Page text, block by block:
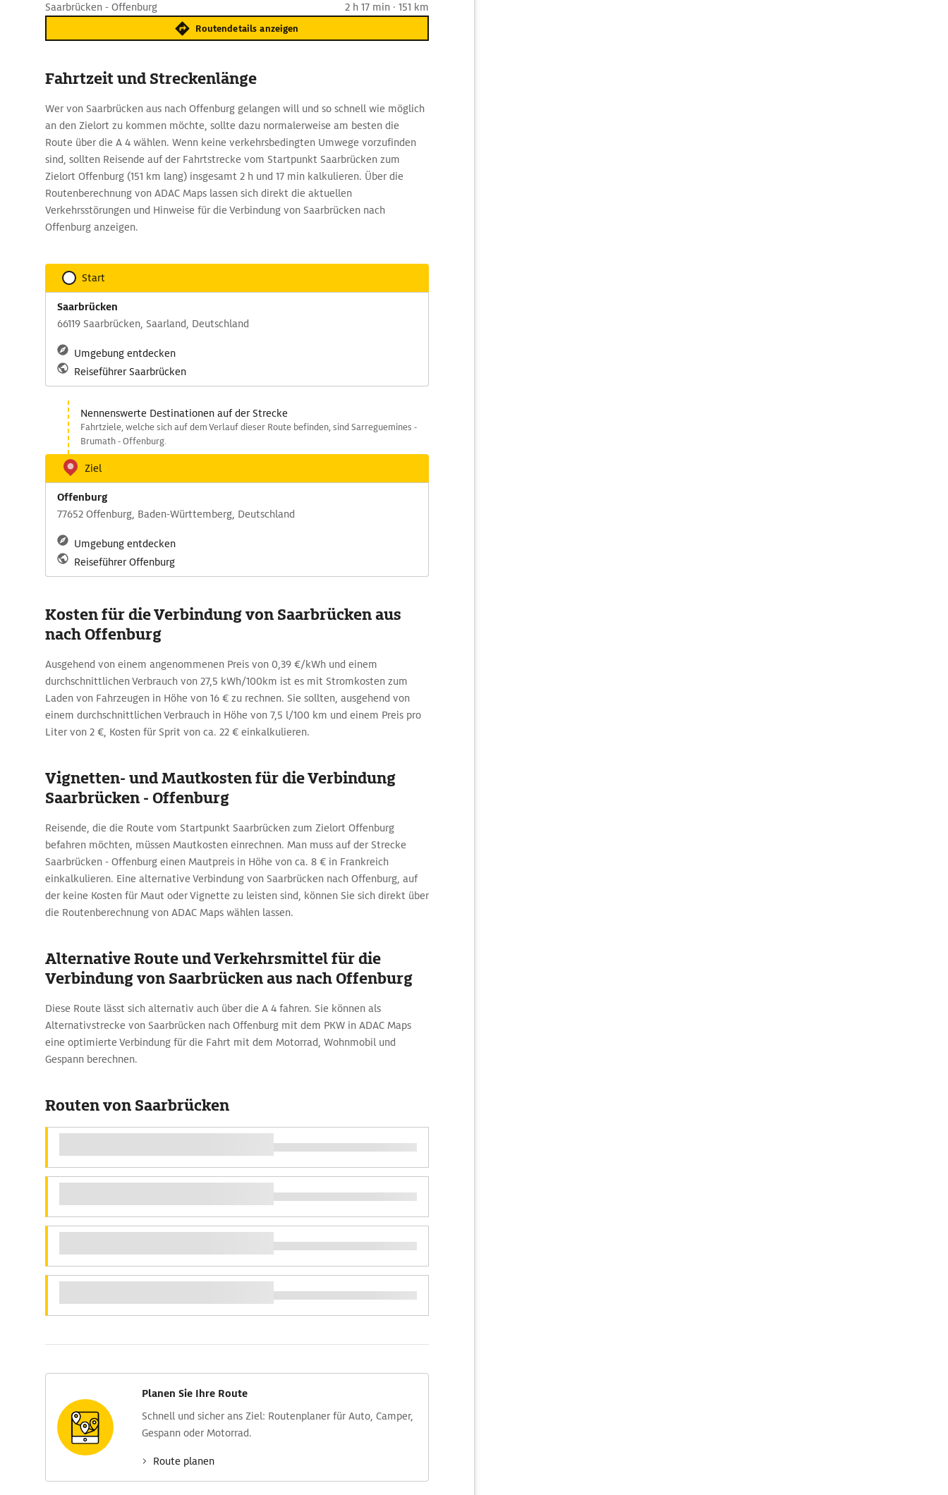
Saarbrücken - Offenburg 2 h 17 min · 151 km
Routendetails anzeigen
Fahrtzeit und Streckenlänge
Wer von Saarbrücken aus nach Offenburg gelangen will und so schnell wie möglich
an den Zielort zu kommen möchte, sollte dazu normalerweise am besten die
Route über die A 4 wählen. Wenn keine verkehrsbedingten Umwege vorzufinden
sind, sollten Reisende auf der Fahrtstrecke vom Startpunkt Saarbrücken zum
Zielort Offenburg (151 km lang) insgesamt 2 h und 17 min kalkulieren. Über die
Routenberechnung von ADAC Maps lassen sich direkt die aktuellen
Verkehrsstörungen und Hinweise für die Verbindung von Saarbrücken nach
Offenburg anzeigen.
Start
Saarbrücken
66119 Saarbrücken, Saarland, Deutschland
Umgebung entdecken
Reiseführer Saarbrücken
Nennenswerte Destinationen auf der Strecke
Fahrtziele, welche sich auf dem Verlauf dieser Route befinden, sind Sarreguemines -
Brumath - Offenburg.
Ziel
Offenburg
77652 Offenburg, Baden-Württemberg, Deutschland
Umgebung entdecken
Reiseführer Offenburg
Kosten für die Verbindung von Saarbrücken aus
nach Offenburg
Ausgehend von einem angenommenen Preis von 0,39 €/kWh und einem
durchschnittlichen Verbrauch von 27,5 kWh/100km ist es mit Stromkosten zum
Laden von Fahrzeugen in Höhe von 16 € zu rechnen. Sie sollten, ausgehend von
einem durchschnittlichen Verbrauch in Höhe von 7,5 l/100 km und einem Preis pro
Liter von 2 €, Kosten für Sprit von ca. 22 € einkalkulieren.
Vignetten- und Mautkosten für die Verbindung
Saarbrücken - Offenburg
Reisende, die die Route vom Startpunkt Saarbrücken zum Zielort Offenburg
befahren möchten, müssen Mautkosten einrechnen. Man muss auf der Strecke
Saarbrücken - Offenburg einen Mautpreis in Höhe von ca. 8 € in Frankreich
einkalkulieren. Eine alternative Verbindung von Saarbrücken nach Offenburg, auf
der keine Kosten für Maut oder Vignette zu leisten sind, können Sie sich direkt über
die Routenberechnung von ADAC Maps wählen lassen.
Alternative Route und Verkehrsmittel für die
Verbindung von Saarbrücken aus nach Offenburg
Diese Route lässt sich alternativ auch über die A 4 fahren. Sie können als
Alternativstrecke von Saarbrücken nach Offenburg mit dem PKW in ADAC Maps
eine optimierte Verbindung für die Fahrt mit dem Motorrad, Wohnmobil und
Gespann berechnen.
Routen von Saarbrücken
Planen Sie Ihre Route
Schnell und sicher ans Ziel: Routen­planer für Auto, Camper,
Gespann oder Motorrad.
Route planen